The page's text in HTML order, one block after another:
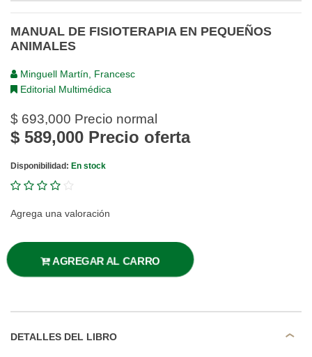
MANUAL DE FISIOTERAPIA EN PEQUEÑOS
ANIMALES
Minguell Martín, Francesc
Editorial Multimédica
$ 693,000 Precio normal
$ 589,000 Precio oferta
Disponibilidad: En stock
Agrega una valoración
AGREGAR AL CARRO
DETALLES DEL LIBRO